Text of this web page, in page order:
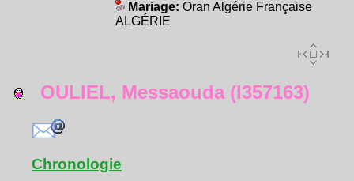
Mariage: Oran Algérie Française
ALGÉRIE
OULIEL, Messaouda (I357163)
Chronologie